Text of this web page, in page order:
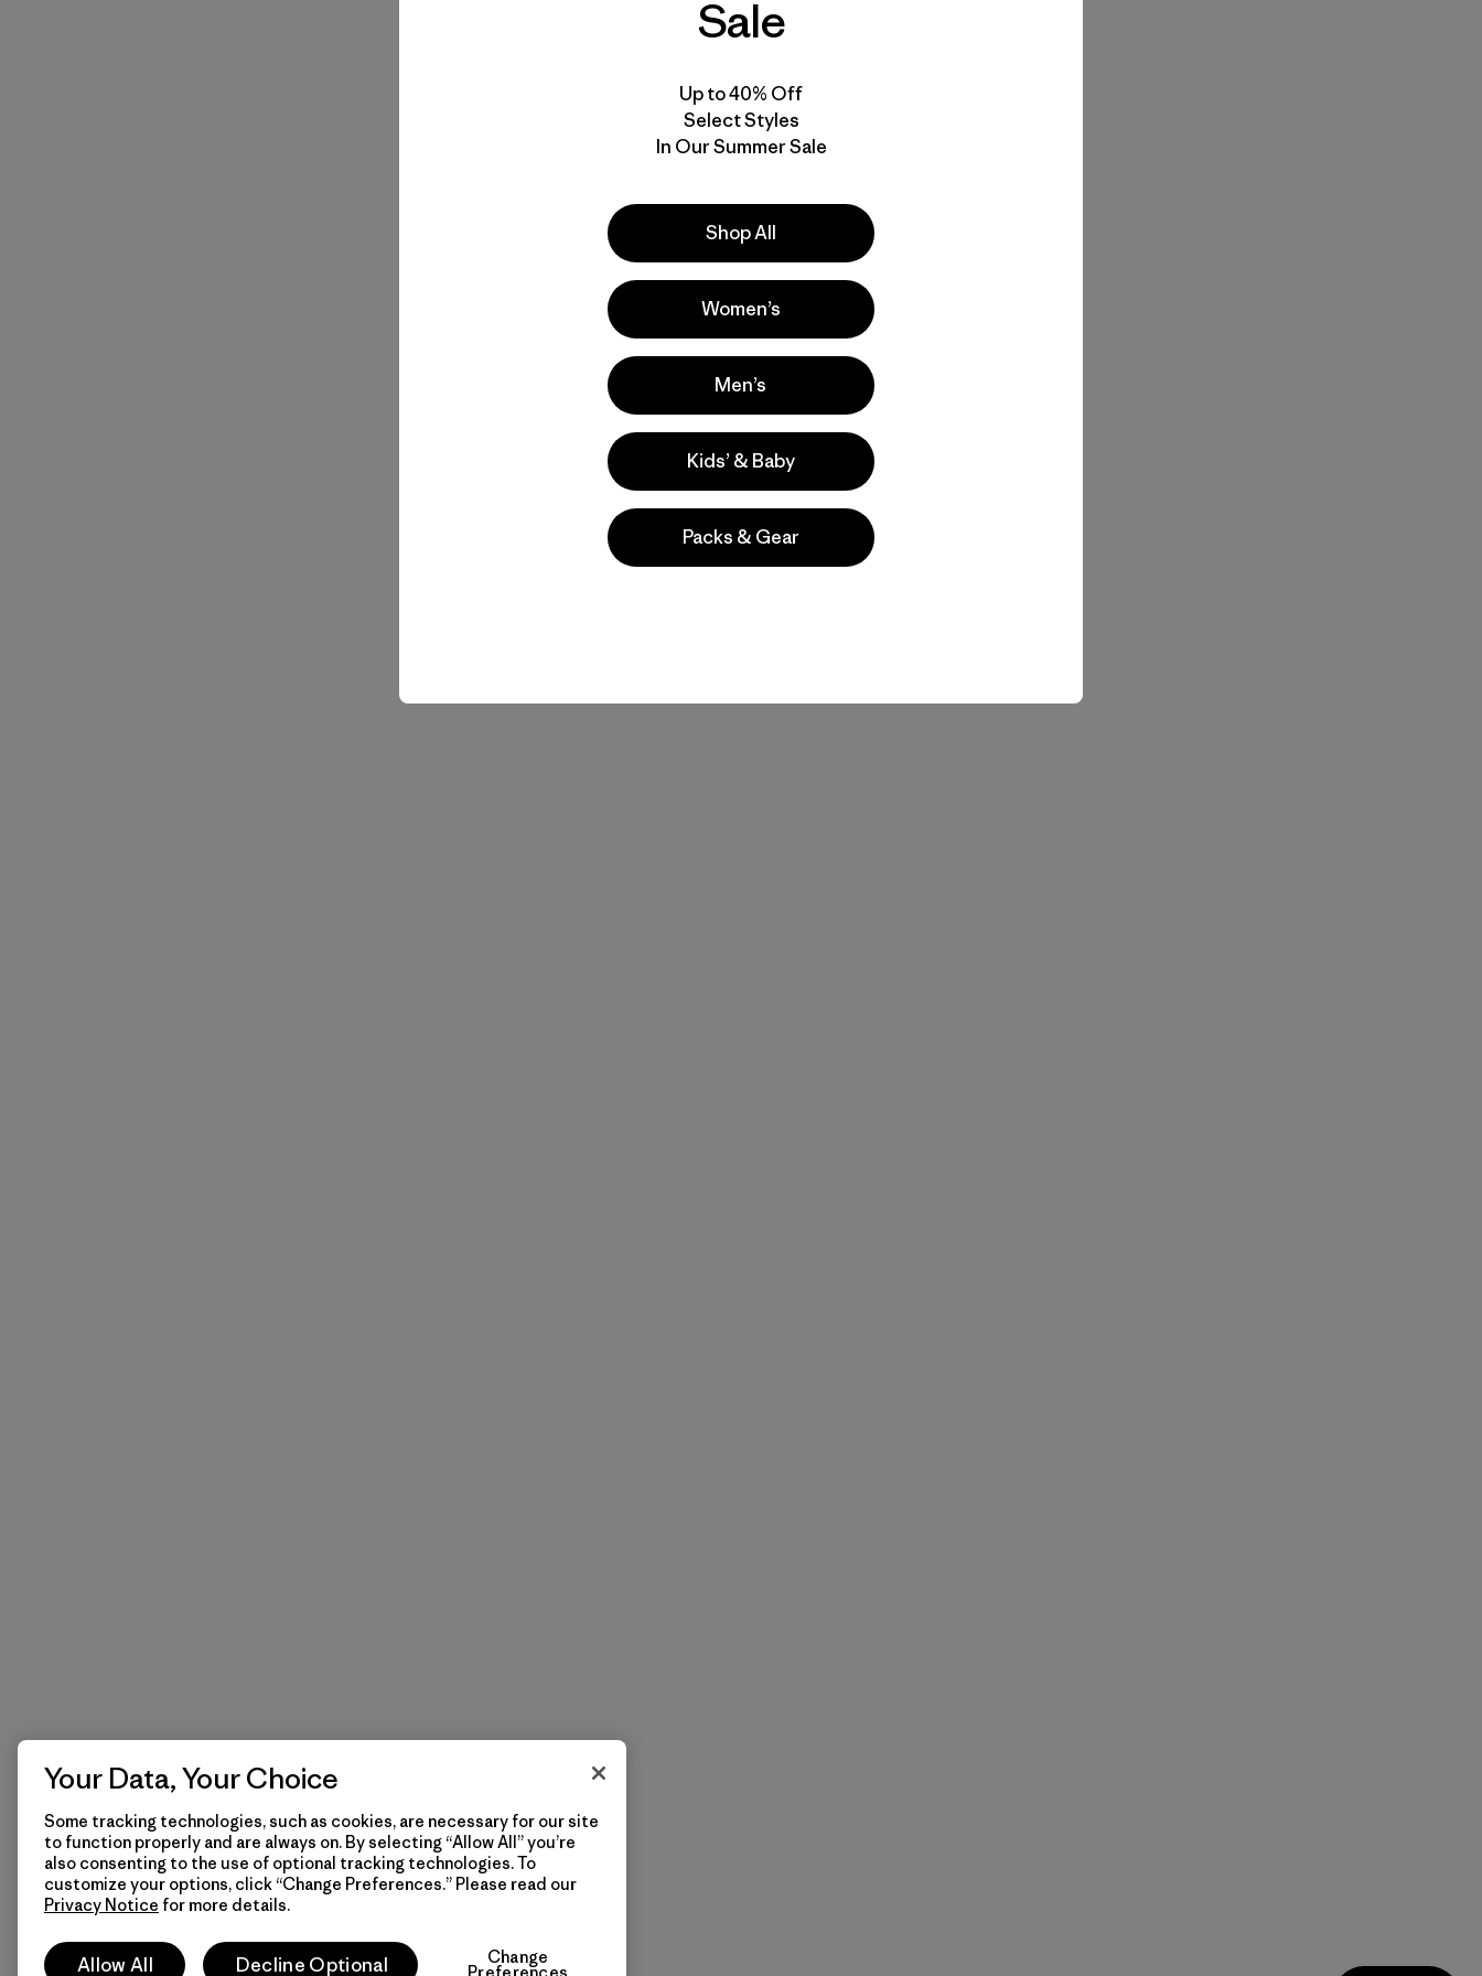
W's Capilene® Cool
$ 79
Valoración: 5.0 / 5
W's R1® Ultralight 1/2-
Sale
Up to 40% Off
Select Styles
In Our Summer Sale
Shop All
Women’s
Men’s
Kids’ & Baby
Packs & Gear
Your Data, Your Choice
Some tracking technologies, such as cookies, are necessary for our site
to function properly and are always on. By selecting “Allow All” you’re
also consenting to the use of optional tracking technologies. To
customize your options, click “Change Preferences.” Please read our
Privacy Notice for more details.
Allow All Decline Optional Change